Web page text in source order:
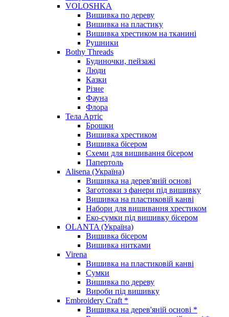
VOLOSHKA
Вишивка по дереву
Вишивка на пластику
Вишивка хрестиком на тканині
Рушники
Bothy Threads
Будиночки, пейзажі
Люди
Казки
Різне
Фауна
Флора
Тела Артіс
Брошки
Вишивка хрестиком
Вишивка бісером
Схеми для вишивання бісером
Папертоль
Alisena (Україна)
Вишивка на дерев'яній основі
Заготовки з фанери під вишивку
Вишивка на пластиковій канві
Набори для вишивання хрестиком
Еко-сумки під вишивку бісером
OLANTA (Україна)
Вишивка бісером
Вишивка нитками
Virena
Вишивка на пластиковій канві
Сумки
Вишивка по дереву
Вироби під вишивку
Embroidery Craft *
Вишивка на дерев'яній основі *